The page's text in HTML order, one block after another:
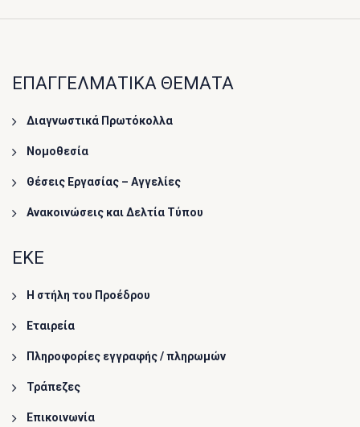
ΕΠΑΓΓΕΛΜΑΤΙΚΑ ΘΕΜΑΤΑ
Διαγνωστικά Πρωτόκολλα
Νομοθεσία
Θέσεις Εργασίας – Αγγελίες
Ανακοινώσεις και Δελτία Τύπου
ΕΚΕ
Η στήλη του Προέδρου
Εταιρεία
Πληροφορίες εγγραφής / πληρωμών
Τράπεζες
Επικοινωνία